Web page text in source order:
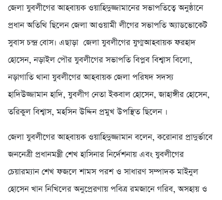
জেলা যুবলীগের আহবায়ক ওয়াহিদুজ্জামানের সভাপতিত্বে অনুষ্ঠানে
প্রধান অতিথি ছিলেন জেলা আওয়ামী লীগের সভাপতি অ্যাডভোকেট
সুবাস চন্দ্র বোস। এছাড়া জেলা যুবলীগের যুগ্মআহবায়ক ফরহাদ
হোসেন, নড়াইল পৌর যুবলীগের সভাপতি বিপ্লব বিশ্বাস বিলো,
নড়াগাতি থানা যুবলীগের আহবায়ক জেলা পরিষদ সদস্য
হাদিউজ্জামান হাদি, যুবলীগ নেতা ইকবাল হোসেন, জাহাঙ্গীর হোসেন,
তরিকুল বিশ্বাস, মহসিন উদ্দিন প্রমুখ উপস্থিত ছিলেন ।
জেলা যুবলীগের আহবায়ক ওয়াহিদুজ্জামান বলেন, করোনার প্রাদুর্ভাবে
জননেত্রী প্রধানমন্ত্রী শেখ হাসিনার নির্দেশনায় এবং যুবলীগের
চেয়ারম্যান শেখ ফজলে শামস পরশ ও সাধারণ সম্পাদক মাইনুল
হোসেন খান নিখিলের অনুপ্রেরণায় পবিত্র রমজানে গরিব, অসহায় ও